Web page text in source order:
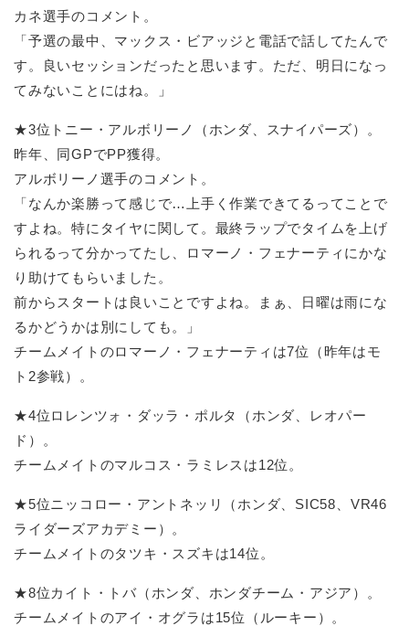
カネ選手のコメント。
「予選の最中、マックス・ビアッジと電話で話してたんで
す。良いセッションだったと思います。ただ、明日になっ
てみないことにはね。」
★3位トニー・アルボリーノ（ホンダ、スナイパーズ）。
昨年、同GPでPP獲得。
アルボリーノ選手のコメント。
「なんか楽勝って感じで…上手く作業できてるってことで
すよね。特にタイヤに関して。最終ラップでタイムを上げ
られるって分かってたし、ロマーノ・フェナーティにかな
り助けてもらいました。
前からスタートは良いことですよね。まぁ、日曜は雨にな
るかどうかは別にしても。」
チームメイトのロマーノ・フェナーティは7位（昨年はモ
ト2参戦）。
★4位ロレンツォ・ダッラ・ポルタ（ホンダ、レオパー
ド）。
チームメイトのマルコス・ラミレスは12位。
★5位ニッコロー・アントネッリ（ホンダ、SIC58、VR46
ライダーズアカデミー）。
チームメイトのタツキ・スズキは14位。
★8位カイト・トバ（ホンダ、ホンダチーム・アジア）。
チームメイトのアイ・オグラは15位（ルーキー）。